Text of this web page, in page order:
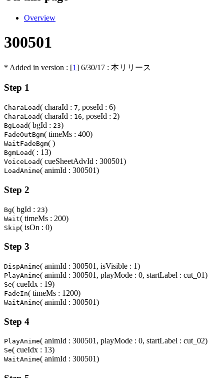
Overview
300501
* Added in version : [1] 6/30/17 : 本リリース
Step 1
CharaLoad( charaId : 7, poseId : 6)
CharaLoad( charaId : 16, poseId : 2)
BgLoad( bgId : 23)
FadeOutBgm( timeMs : 400)
WaitFadeBgm( )
BgmLoad( : 13)
VoiceLoad( cueSheetAdvId : 300501)
LoadAnime( animId : 300501)
Step 2
Bg( bgId : 23)
Wait( timeMs : 200)
Skip( isOn : 0)
Step 3
DispAnime( animId : 300501, isVisible : 1)
PlayAnime( animId : 300501, playMode : 0, startLabel : cut_01)
Se( cueIdx : 19)
FadeIn( timeMs : 1200)
WaitAnime( animId : 300501)
Step 4
PlayAnime( animId : 300501, playMode : 0, startLabel : cut_02)
Se( cueIdx : 13)
WaitAnime( animId : 300501)